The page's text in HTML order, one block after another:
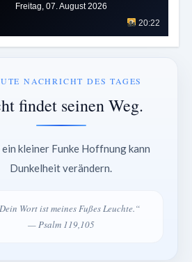
Freitag, 07. August 2026
20:22
NACHRICHT DES TAGES
findet seinen Weg.
ein kleiner Funke Hoffnung kann
Dunkelheit verändern.
Wort ist meines Fußes Leuchte.“
— Psalm 119,105